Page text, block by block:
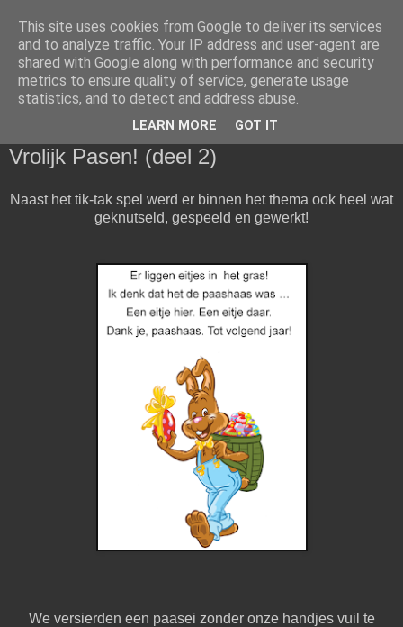
Klasblog van juf Christel en
juf Alisha
Vrolijk Pasen! (deel 2)
Naast het tik-tak spel werd er binnen het thema ook heel wat
geknutseld, gespeeld en gewerkt!
We versierden een paasei zonder onze handjes vuil te
This site uses cookies from Google to deliver its services
and to analyze traffic. Your IP address and user-agent are
shared with Google along with performance and security
metrics to ensure quality of service, generate usage
statistics, and to detect and address abuse.
LEARN MORE GOT IT